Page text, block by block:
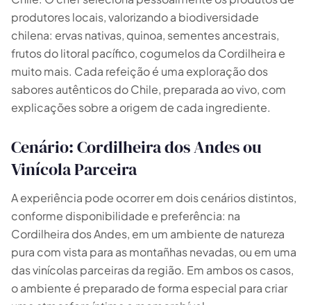
produtores locais, valorizando a biodiversidade
chilena: ervas nativas, quinoa, sementes ancestrais,
frutos do litoral pacífico, cogumelos da Cordilheira e
muito mais. Cada refeição é uma exploração dos
sabores autênticos do Chile, preparada ao vivo, com
explicações sobre a origem de cada ingrediente.
Cenário: Cordilheira dos Andes ou
Vinícola Parceira
A experiência pode ocorrer em dois cenários distintos,
conforme disponibilidade e preferência: na
Cordilheira dos Andes, em um ambiente de natureza
pura com vista para as montañhas nevadas, ou em uma
das vinícolas parceiras da região. Em ambos os casos,
o ambiente é preparado de forma especial para criar